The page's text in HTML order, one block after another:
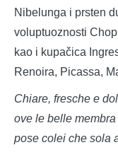
Nibelunga i prsten
voluptuoznosti
kao i kupačica
Renoira, Picassa,
Chiare, fresche e
ove le belle membra
pose colei che sola